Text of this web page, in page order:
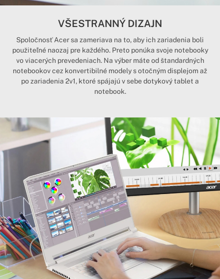
VŠESTRANNÝ DIZAJN
Spoločnosť Acer sa zameriava na to, aby ich zariadenia boli
použiteľné naozaj pre každého. Preto ponúka svoje notebooky
vo viacerých prevedeniach. Na výber máte od štandardných
notebookov cez konvertibilné modely s otočným displejom až
po zariadenia 2v1, ktoré spájajú v sebe dotykový tablet a
notebook.